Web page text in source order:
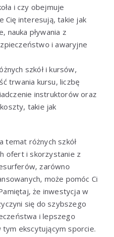
i czy obejmuje
Cię interesują, takie jak
nauka pływania z
i awaryjne
szkół i kursów,
trwania kursu, liczbę
instruktorów oraz
takie jak
temat różnych szkół
ofert i skorzystanie z
zarówno
może pomóc Ci
że inwestycja w
się do szybszego
i lepszego
ekscytującym sporcie.